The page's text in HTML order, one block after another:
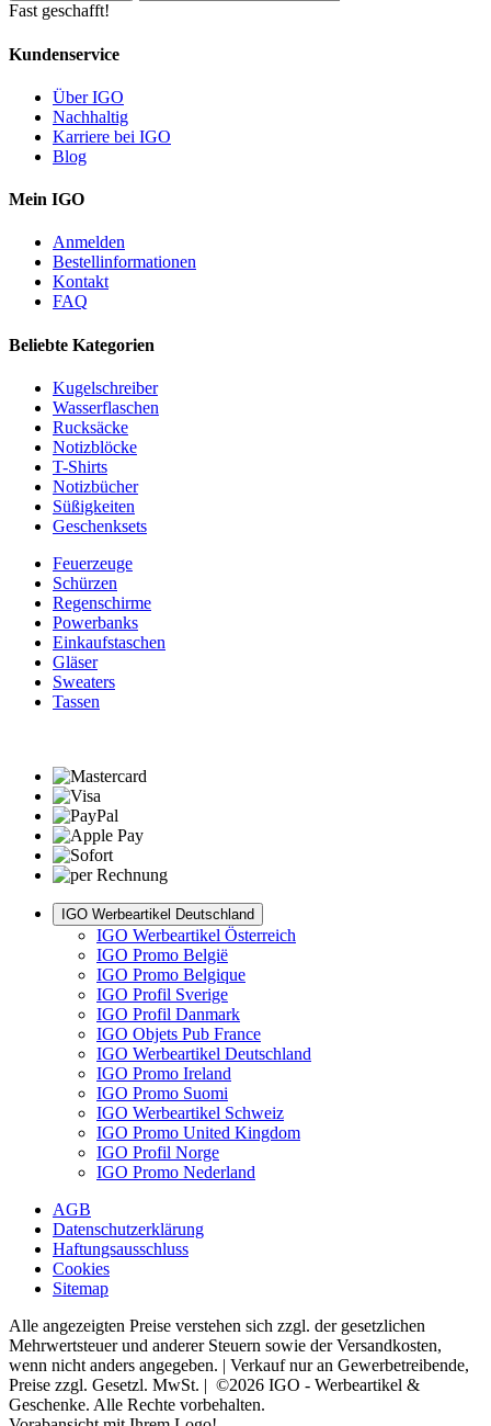
Fast geschafft!
Kundenservice
Über IGO
Nachhaltig
Karriere bei IGO
Blog
Mein IGO
Anmelden
Bestellinformationen
Kontakt
FAQ
Beliebte Kategorien
Kugelschreiber
Wasserflaschen
Rucksäcke
Notizblöcke
T-Shirts
Notizbücher
Süßigkeiten
Geschenksets
Feuerzeuge
Schürzen
Regenschirme
Powerbanks
Einkaufstaschen
Gläser
Sweaters
Tassen
IGO Werbeartikel Deutschland
IGO Werbeartikel Österreich
IGO Promo België
IGO Promo Belgique
IGO Profil Sverige
IGO Profil Danmark
IGO Objets Pub France
IGO Werbeartikel Deutschland
IGO Promo Ireland
IGO Promo Suomi
IGO Werbeartikel Schweiz
IGO Promo United Kingdom
IGO Profil Norge
IGO Promo Nederland
AGB
Datenschutzerklärung
Haftungsausschluss
Cookies
Sitemap
Alle angezeigten Preise verstehen sich zzgl. der gesetzlichen
Mehrwertsteuer und anderer Steuern sowie der Versandkosten,
wenn nicht anders angegeben. | Verkauf nur an Gewerbetreibende,
Preise zzgl. Gesetzl. MwSt. | ©2026 IGO - Werbeartikel &
Geschenke. Alle Rechte vorbehalten.